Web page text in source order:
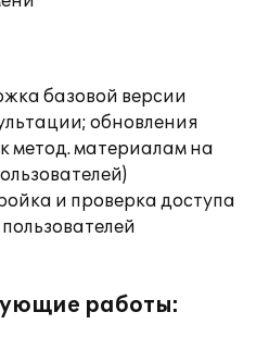
базовой версии
обновления
метод. материалам на
и проверка доступа
работы: